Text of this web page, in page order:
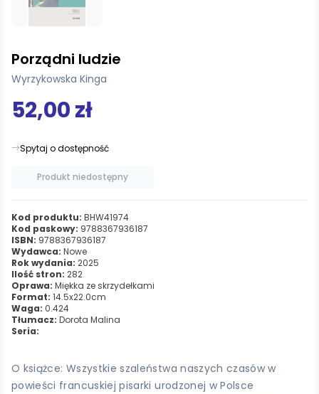
Porządni ludzie
Wyrzykowska Kinga
52,00 zł
Spytaj o dostępność
Produkt niedostępny
Kod produktu: BHW41974
Kod paskowy: 9788367936187
ISBN: 9788367936187
Wydawca: Nowe
Rok wydania: 2025
Ilość stron: 282
Oprawa: Miękka ze skrzydełkami
Format: 14.5x22.0cm
Waga: 0.424
Tłumacz: Dorota Malina
Seria:
O książce: Wszystkie szaleństwa naszych czasów w
powieści francuskiej pisarki urodzonej w Polsce